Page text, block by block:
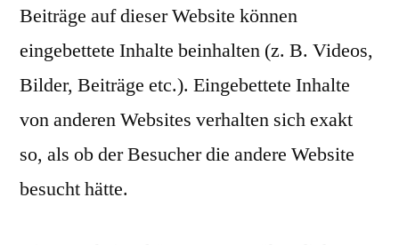
Beiträge auf dieser Website können
eingebettete Inhalte beinhalten (z. B. Videos,
Bilder, Beiträge etc.). Eingebettete Inhalte
von anderen Websites verhalten sich exakt
so, als ob der Besucher die andere Website
besucht hätte.